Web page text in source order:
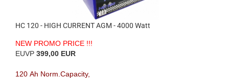
HC 120 - HIGH CURRENT AGM - 4000 Watt
NEW PROMO PRICE !!!
EUVP 399,00 EUR
120 Ah Norm.Capacity,